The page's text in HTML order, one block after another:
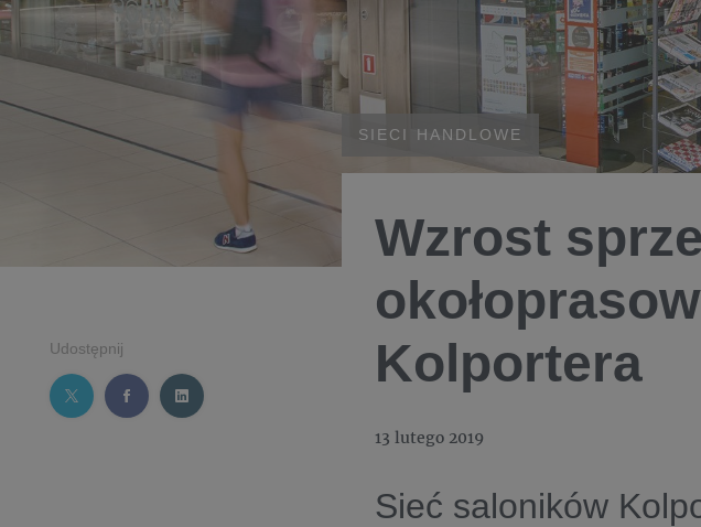
Udostępnij
SIECI HANDLOWE
Wzrost
Kolportera
13 lutego 2019
Sieć saloników